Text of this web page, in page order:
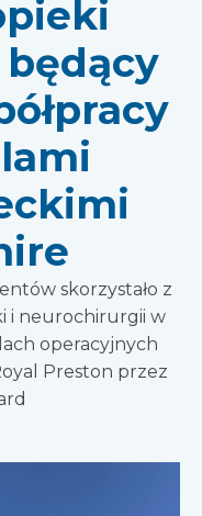
skorzystało z
i neurochirurgii w
operacyjnych
Preston przez